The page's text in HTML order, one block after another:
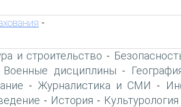
-
и строительство -
Военные дисциплины -
- Журналистика и СМИ -
- История - Культурология